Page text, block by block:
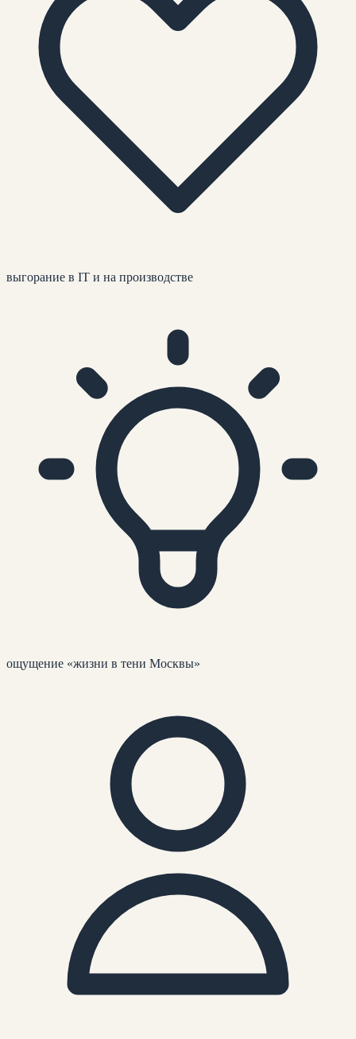
выгорание в IT и на производстве
ощущение «жизни в тени Москвы»